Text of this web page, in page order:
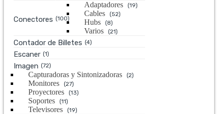
Conectores (100)
Adaptadores (19)
Cables (52)
Hubs (8)
Varios (21)
Contador de Billetes (4)
Escaner (1)
Imagen (72)
Capturadoras y Sintonizadoras (2)
Monitores (27)
Proyectores (13)
Soportes (11)
Televisores (19)